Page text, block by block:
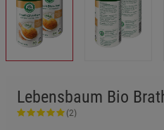
Lebensbaum Bio
(2)